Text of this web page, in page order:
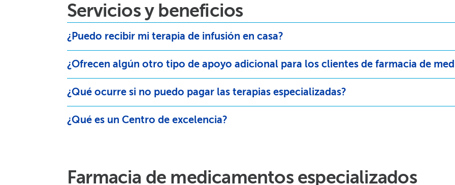
Servicios y beneficios​​
¿Puedo recibir mi terapia de infusión en casa?​​
¿Ofrecen algún otro tipo de apoyo adicional para los clientes de farmacia de
¿Qué ocurre si no puedo pagar las terapias especializadas?​​
¿Qué es un Centro de excelencia?​​
Farmacia de medicamentos especializados​​